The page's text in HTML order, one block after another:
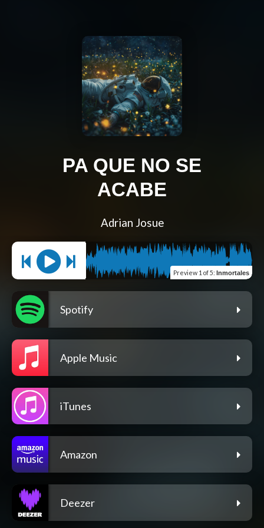
PA QUE NO SE
ACABE
Adrian Josue
Preview 1 of 5: Inmortales
Spotify
Apple Music
iTunes
Amazon
Deezer